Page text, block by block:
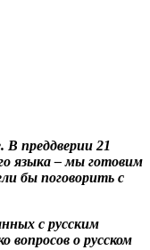
В преддверии 21
языка – мы готовим
бы поговорить с
с русским
вопросов о русском